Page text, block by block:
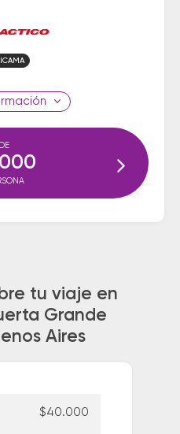
tu viaje en
Grande
Aires
$40.000